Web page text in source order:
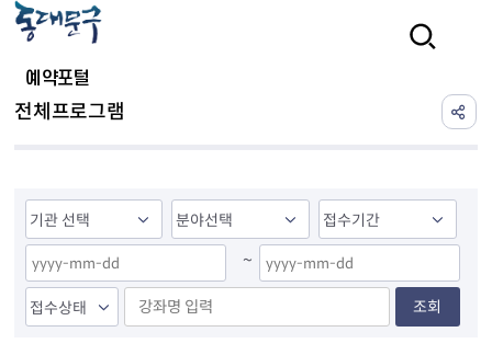
예약포털
전체프로그램
~
조회